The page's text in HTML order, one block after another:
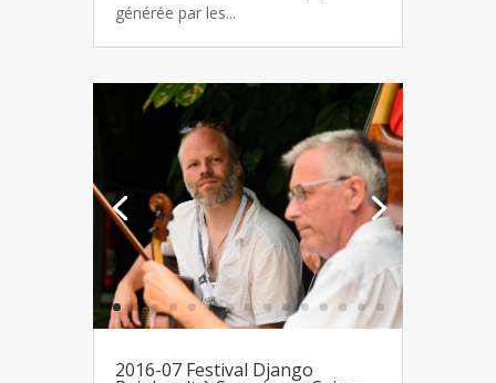
générée par les...
2016-07 Festival Django